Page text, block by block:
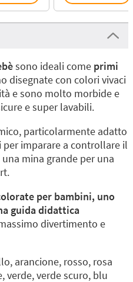
sono ideali come primi
disegnate con colori vivaci
e sono molto morbide e
e super lavabili.
particolarmente adatto
imparare a controllare il
mina grande per una
per bambini, uno
guida didattica
divertimento e
arancione, rosso, rosa
verde, verde scuro, blu